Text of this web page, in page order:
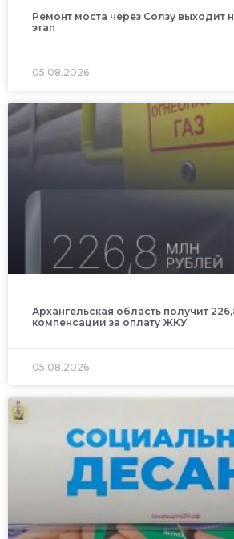
Ремонт моста через Солзу
этап
05.08.2026
Архангельская область получит
компенсации за оплату ЖКУ
05.08.2026